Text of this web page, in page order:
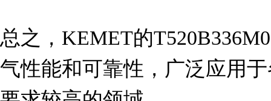
总之，KEMET的
气性能和可靠性，广泛应用